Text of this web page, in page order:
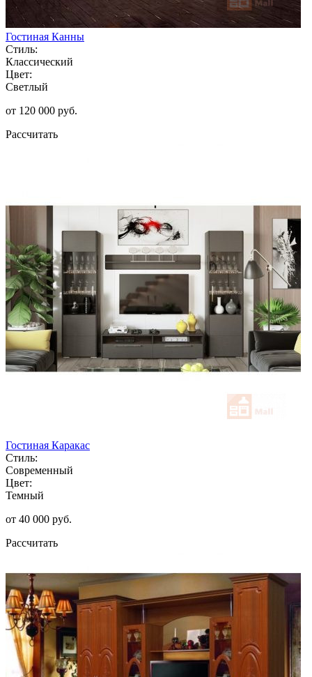
Гостиная Канны
Стиль:
Классический
Цвет:
Светлый
от 120 000 руб.
Рассчитать
Гостиная Каракас
Стиль:
Современный
Цвет:
Темный
от 40 000 руб.
Рассчитать